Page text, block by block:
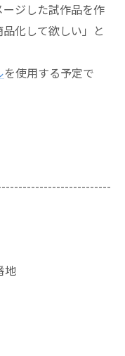
ージした試作品を作
化して欲しい」と
を使用する予定で
地